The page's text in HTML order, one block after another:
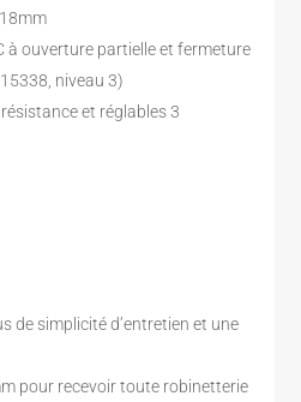
à ouverture partielle et fermeture
niveau 3)
et réglables 3
de simplicité d’entretien et une
pour recevoir toute robinetterie